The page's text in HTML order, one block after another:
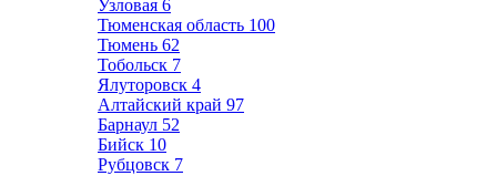
Узловая 6
Тюменская область 100
Тюмень 62
Тобольск 7
Ялуторовск 4
Алтайский край 97
Барнаул 52
Бийск 10
Рубцовск 7